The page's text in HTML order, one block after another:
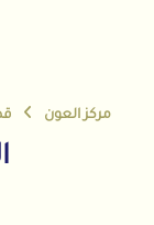
مركز العون